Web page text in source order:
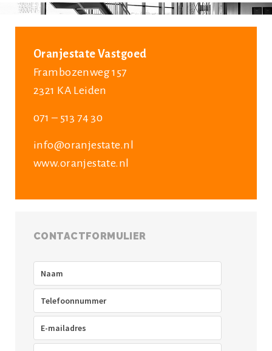
Oranjestate Vastgoed
Frambozenweg 157
2321 KA Leiden
071 – 513 74 30
info@oranjestate.nl
www.oranjestate.nl
CONTACTFORMULIER
Telefoon
mailadres(Vereist)